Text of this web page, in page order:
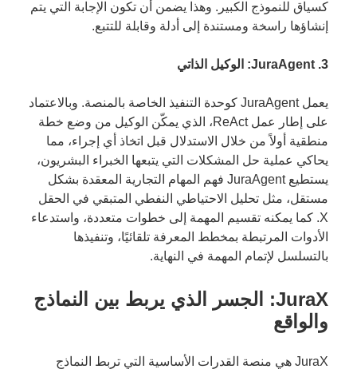
كسياق للنموذج الكبير. وهذا يضمن أن تكون الإجابة التي يتم
إنشاؤها راسخة ومستندة إلى أدلة وقابلة للتتبع.
3. JuraAgent: الوكيل الذاتي
يعمل JuraAgent كوحدة التنفيذ الخاصة بالمنصة. وبالاعتماد
على إطار عمل ReAct، الذي يمكّن الوكيل من وضع خطة
منطقية أولاً من خلال الاستدلال قبل اتخاذ أي إجراء، مما
يحاكي عملية حل المشكلات التي يتبعها الخبراء البشريون،
يستطيع JuraAgent فهم المهام التجارية المعقدة بشكل
مستقل، مثل تحليل الاحتياطي النفطي المتبقي في الحقل
X. كما يمكنه تقسيم المهمة إلى خطوات متعددة، واستدعاء
الأدوات المرتبطة بمخطط المعرفة تلقائيًا، وتنفيذها
بالتسلسل لإتمام المهمة في النهاية.
JuraX: الجسر الذي يربط بين النماذج
والواقع
JuraX هي منصة القدرات الأساسية التي تربط النماذج